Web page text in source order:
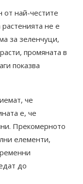
от най-честите
не е
за зеленчуци,
промяната в
показва
че
е, че
Прекомерното
елементи,
до